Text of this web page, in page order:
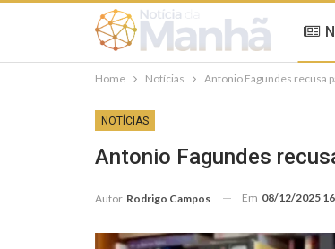
Home Notícias Antonio Fagundes recusa
NOTÍCIAS
Antonio Fagundes
Autor Rodrigo Campos Em 08/12/2025